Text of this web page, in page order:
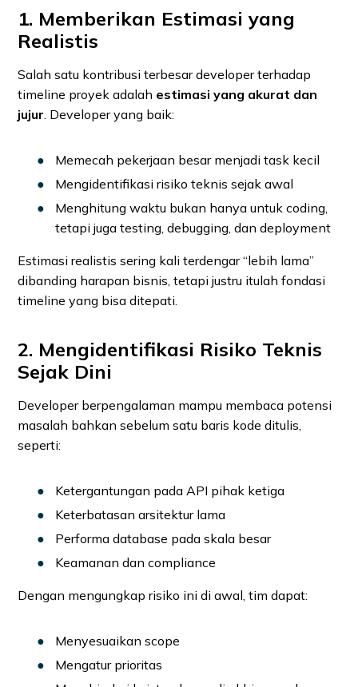
1. Memberikan Estimasi yang
Realistis
Salah satu kontribusi terbesar developer terhadap
timeline proyek adalah estimasi yang akurat dan
jujur. Developer yang baik:
Memecah pekerjaan besar menjadi task kecil
Mengidentifikasi risiko teknis sejak awal
Menghitung waktu bukan hanya untuk coding,
tetapi juga testing, debugging, dan deployment
Estimasi realistis sering kali terdengar “lebih lama”
dibanding harapan bisnis, tetapi justru itulah fondasi
timeline yang bisa ditepati.
2. Mengidentifikasi Risiko Teknis
Sejak Dini
Developer berpengalaman mampu membaca potensi
masalah bahkan sebelum satu baris kode ditulis,
seperti:
Ketergantungan pada API pihak ketiga
Keterbatasan arsitektur lama
Performa database pada skala besar
Keamanan dan compliance
Dengan mengungkap risiko ini di awal, tim dapat:
Menyesuaikan scope
Mengatur prioritas